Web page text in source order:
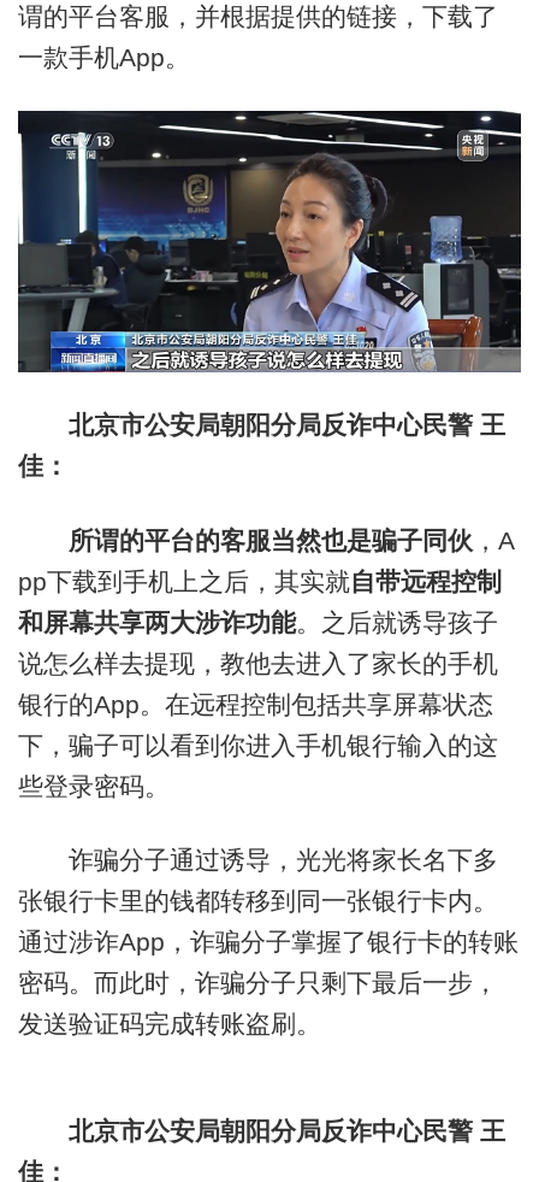
谓的平台客服，并根据提供的链接，下载了
一款手机App。
北京市公安局朝阳分局反诈中心民警 王
佳：
所谓的平台的客服当然也是骗子同伙 ，A
pp下载到手机上之后，其实就自带远程控制
和屏幕共享两大涉诈功能。之后就诱导孩子
说怎么样去提现，教他去进入了家长的手机
银行的App。在远程控制包括共享屏幕状态
下，骗子可以看到你进入手机银行输入的这
些登录密码。
诈骗分子通过诱导，光光将家长名下多
张银行卡里的钱都转移到同一张银行卡内。
通过涉诈App，诈骗分子掌握了银行卡的转账
密码。而此时，诈骗分子只剩下最后一步，
发送验证码完成转账盗刷。
北京市公安局朝阳分局反诈中心民警 王
佳：